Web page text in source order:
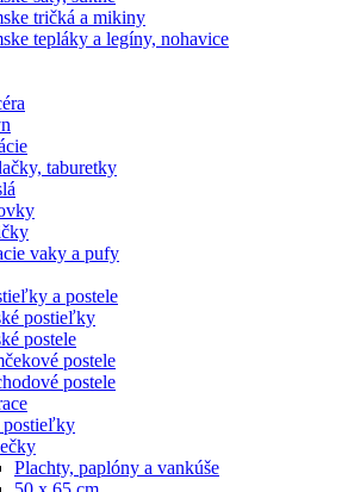
tričká a mikiny
tepláky a legíny, nohavice
taburetky
vaky a pufy
a postele
postieľky
postele
postele
postele
postieľky
Plachty, paplóny a vankúše